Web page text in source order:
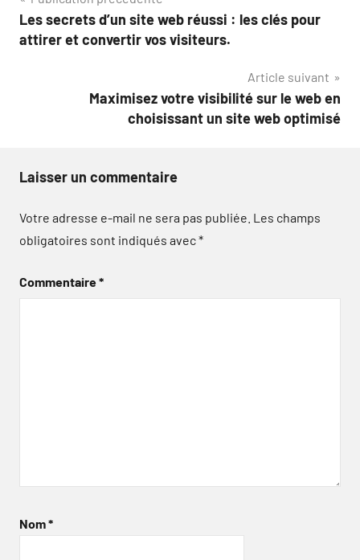
de
Les secrets d’un site web réussi : les clés pour
attirer et convertir vos visiteurs.
Article suivant
Maximisez votre visibilité sur le web en
choisissant un site web optimisé
Laisser un commentaire
Votre adresse e-mail ne sera pas publiée. Les champs
obligatoires sont indiqués avec*
Commentaire*
Nom*